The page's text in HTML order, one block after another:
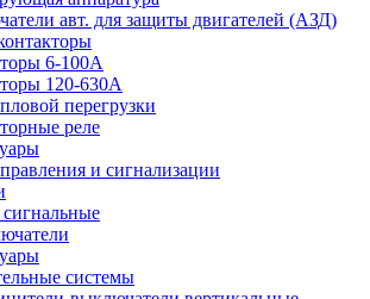
авт. для защиты двигателей (АЗД)
6-100А
120-630A
перегрузки
реле
и сигнализации
системы